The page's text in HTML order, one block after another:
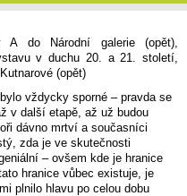
A do Národní galerie (opět),
v duchu 20. a 21. století,
(opět)
vždycky sporné – pravda se
v další etapě, až už budou
dávno mrtví a současníci
zda je ve skutečnosti
– ovšem kde je hranice
hranice vůbec existuje, je
plnilo hlavu po celou dobu